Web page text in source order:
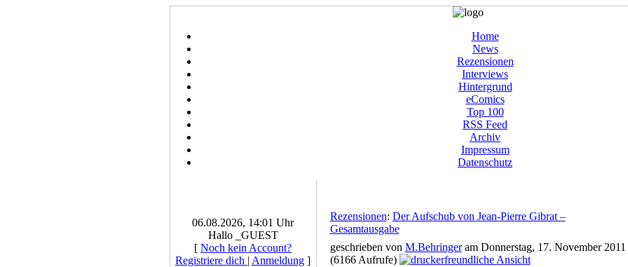
Home
News
Rezensionen
Interviews
Hintergrund
eComics
Top 100
RSS Feed
Archiv
Impressum
Datenschutz
06.08.2026, 14:01 Uhr
Hallo _GUEST
[ Noch kein Account?
Registriere dich | Anmeldung ]
Rezensionen: Der Aufschub von Jean-Pierre Gibrat –
Gesamtausgabe
geschrieben von M.Behringeram Donnerstag, 17. November 2011
(6166 Aufrufe)